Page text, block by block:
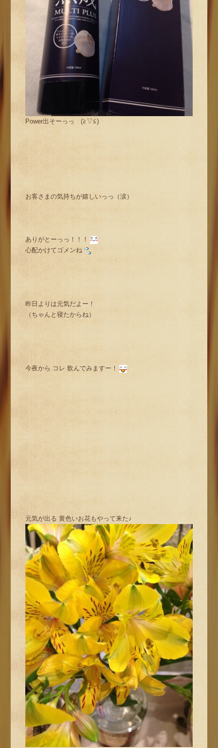
Power出そーっっ (≧▽≦)
お客さまの気持ちが嬉しいっっ（涙）
ありがとーっっ！！！
心配かけてゴメンね
昨日よりは元気だよー！
（ちゃんと寝たからね）
今夜から コレ 飲んでみますー！
元気が出る 黄色いお花もやって来た♪